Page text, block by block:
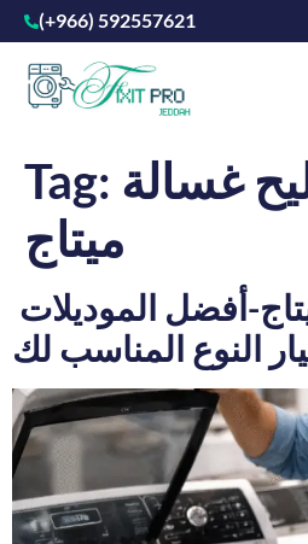
(+966) 592557621
Tag: غسالة
ميتاج
النوع المناسب لك